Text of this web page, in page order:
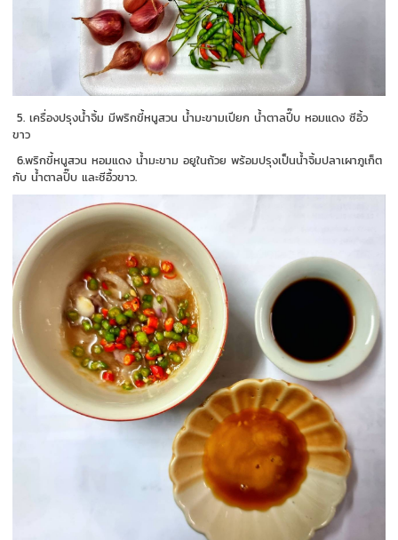
5. เครื่องปรุงน้ำจิ้ม มีพริกขี้หนูสวน น้ำมะขามเปียก น้ำตาลปี๊บ หอมแดง ซีอิ้ว
ขาว
6.พริกขี้หนูสวน หอมแดง น้ำมะขาม อยูในถ้วย พร้อมปรุงเป็นน้ำจิ้มปลาเผาภูเก็ต
กับ น้ำตาลปิ๊บ และซีอื้วขาว.